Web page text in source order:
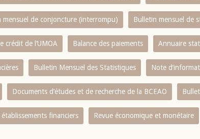
mensuel de conjoncture (interrompu) Bulletin mensuel de
crédit de l‘UMOA Balance des paiements Annuaire
Bulletin Mensuel des Statistiques Note
Documents d’études et de recherche de la BCEAO
financiers Revue économique et monétaire